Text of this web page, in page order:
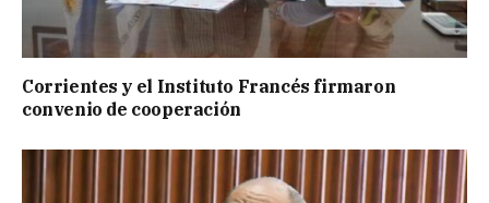
Corrientes y el Instituto Francés firmaron
convenio de cooperación